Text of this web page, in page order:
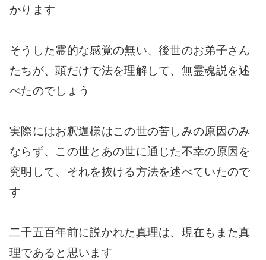
かります
そうした霊的な感覚の無い、後世のお弟子さん
たちが、頭だけで法を理解して、無霊魂説を述
べたのでしょう
実際にはお釈迦様はこの世の苦しみの原因のみ
ならず、この世とあの世に通じた不幸の原因を
究明して、それを抜ける方法を述べていたので
す
二千五百年前に説かれた真理は、現在もまた真
理であると思います